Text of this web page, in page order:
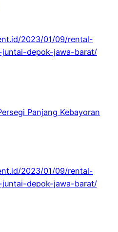
2023/01/09/rental-
depok-jawa-barat/
Panjang Kebayoran
2023/01/09/rental-
depok-jawa-barat/